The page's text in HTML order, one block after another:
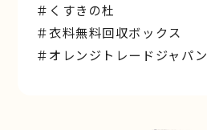
＃くすきの杜
＃衣料無料回収ボックス
＃オレンジトレードジャパン